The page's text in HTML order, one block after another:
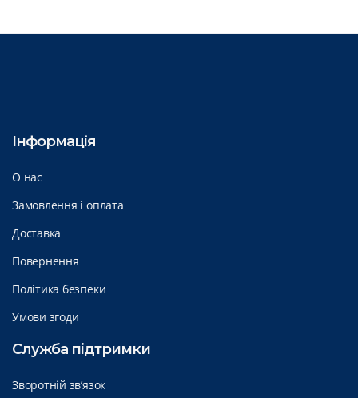
Інформація
О нас
Замовлення і оплата
Доставка
Повернення
Політика безпеки
Умови згоди
Служба підтримки
Зворотній зв’язок